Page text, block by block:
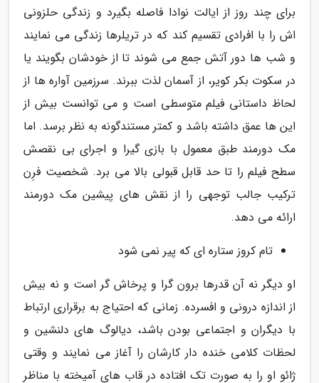
برای چند روز از ایالت نوادا فاصله بگیرد و زندگی حلزونی
اش را با افرادی تقسیم کند که در تریلرها زندگی می نمایند
و شب ها دور آتش جمع می شوند تا از خودشان بگویند یا
در سکوت بکر کویر، از آسمان لذت ببرند. سرزمین آواره ها از
لحاظ داستانی فیلم متوسطی است و می توانست بیش از
این ها عمق داشته باشد و کمتر مستندگونه به نظر برسد. اما
مک دورمند طبق معمول با بازی گیرا و اجرای بی نقصش
سطح فیلم را تا حد قابل قبولی بالا می برد. شخصیت فرِن
ترکیب جالب توجهی را از نقش های پیشین مک دورمند
ارائه می دهد.
تام کروز ستاره ای که پیر نمی شود
او دیگر نه آن قدرها برون گرا و پرخاش گر است و نه بیش
از اندازه درونی و افسرده. زمانی که احتیاج به برقراری ارتباط
با دیگران و اجتماعی بودن باشد، دیالوگ های دلنشین و
لحظات کلامی خنده دار کارشان را آغاز می نمایند و وقتی
ژائو او را به صورت تک افتاده در قاب های آمیخته با مناظر